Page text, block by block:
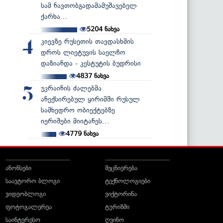
სამ ნავთობგადამამუშავებელ
ქარხა...
5204ნახვა
4
კიევზე რუსეთის თავდასხმის
დროს ლიეტუვის საელჩო
დაზიანდა - კესტუტის ბუდრისი
4837ნახვა
5
უკრაინის ძალებმა
ანექსირებულ ყირიმში რუსულ
სამხედრო ობიექტებზე
იერიშები მიიტანეს...
4779 ნახვა
ანონსები
საავტორო ბლოგი
ვიდეობლოგი
ფოტოგალერეა
საინტერესო
მეცნიერება
ტექნოლოგიები
ვიქტორინა
ტურიზმი
ღვინო